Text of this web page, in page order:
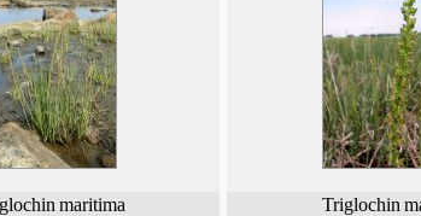
maritima Triglochin